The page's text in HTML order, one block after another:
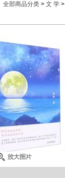
全部商品分类 > 文 学 >